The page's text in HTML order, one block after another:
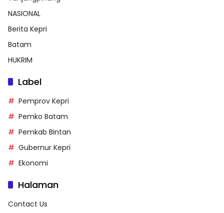
NASIONAL
Berita Kepri
Batam
HUKRIM
Label
Pemprov Kepri
Pemko Batam
Pemkab Bintan
Gubernur Kepri
Ekonomi
Halaman
Contact Us